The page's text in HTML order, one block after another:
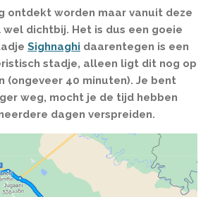
ontdekt worden maar vanuit deze
dichtbij. Het is dus een goeie
Sighnaghi daarentegen is een
stadje, alleen ligt dit nog op
(ongeveer 40 minuten). Je bent
weg, mocht je de tijd hebben
dagen verspreiden.